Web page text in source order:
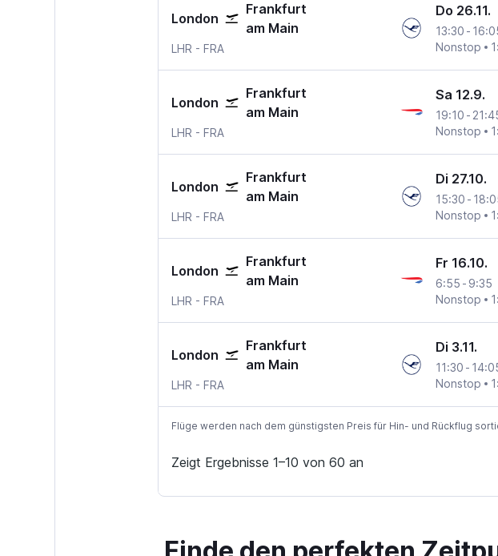
London
Frankfurt
am Main
LHR - FRA
Do 26.11.
13:30 -
Nonstop
London
Frankfurt
am Main
LHR - FRA
Sa 12.9.
19:10 -
Nonstop
London
Frankfurt
am Main
LHR - FRA
Di 27.10.
15:30 -
Nonstop
London
Frankfurt
am Main
LHR - FRA
Fr 16.10.
6:55 - 9:35
Nonstop
London
Frankfurt
am Main
LHR - FRA
Di 3.11.
11:30 -
Nonstop
Flüge werden nach dem günstigsten Preis für Hin- und Rückflug
Zeigt Ergebnisse 1–10 von 60 an